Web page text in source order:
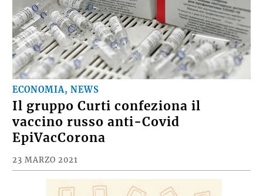
ECONOMIA, NEWS
Il gruppo Curti confeziona il
vaccino russo anti-Covid
EpiVacCorona
23 MARZO 2021